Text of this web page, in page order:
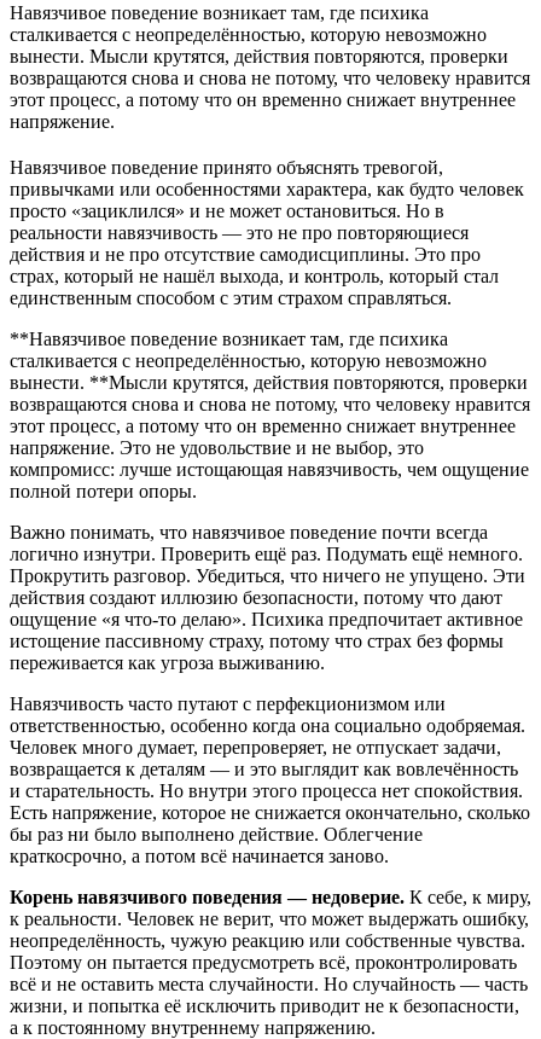
Навязчивое поведение возникает там, где психика
сталкивается с неопределённостью, которую невозможно
вынести. Мысли крутятся, действия повторяются, проверки
возвращаются снова и снова не потому, что человеку нравится
этот процесс, а потому что он временно снижает внутреннее
напряжение.
Навязчивое поведение принято объяснять тревогой,
привычками или особенностями характера, как будто человек
просто «зациклился» и не может остановиться. Но в
реальности навязчивость — это не про повторяющиеся
действия и не про отсутствие самодисциплины. Это про
страх, который не нашёл выхода, и контроль, который стал
единственным способом с этим страхом справляться.
**Навязчивое поведение возникает там, где психика
сталкивается с неопределённостью, которую невозможно
вынести. **Мысли крутятся, действия повторяются, проверки
возвращаются снова и снова не потому, что человеку нравится
этот процесс, а потому что он временно снижает внутреннее
напряжение. Это не удовольствие и не выбор, это
компромисс: лучше истощающая навязчивость, чем ощущение
полной потери опоры.
Важно понимать, что навязчивое поведение почти всегда
логично изнутри. Проверить ещё раз. Подумать ещё немного.
Прокрутить разговор. Убедиться, что ничего не упущено. Эти
действия создают иллюзию безопасности, потому что дают
ощущение «я что-то делаю». Психика предпочитает активное
истощение пассивному страху, потому что страх без формы
переживается как угроза выживанию.
Навязчивость часто путают с перфекционизмом или
ответственностью, особенно когда она социально одобряемая.
Человек много думает, перепроверяет, не отпускает задачи,
возвращается к деталям — и это выглядит как вовлечённость
и старательность. Но внутри этого процесса нет спокойствия.
Есть напряжение, которое не снижается окончательно, сколько
бы раз ни было выполнено действие. Облегчение
краткосрочно, а потом всё начинается заново.
Корень навязчивого поведения — недоверие. К себе, к миру,
к реальности. Человек не верит, что может выдержать ошибку,
неопределённость, чужую реакцию или собственные чувства.
Поэтому он пытается предусмотреть всё, проконтролировать
всё и не оставить места случайности. Но случайность — часть
жизни, и попытка её исключить приводит не к безопасности,
а к постоянному внутреннему напряжению.